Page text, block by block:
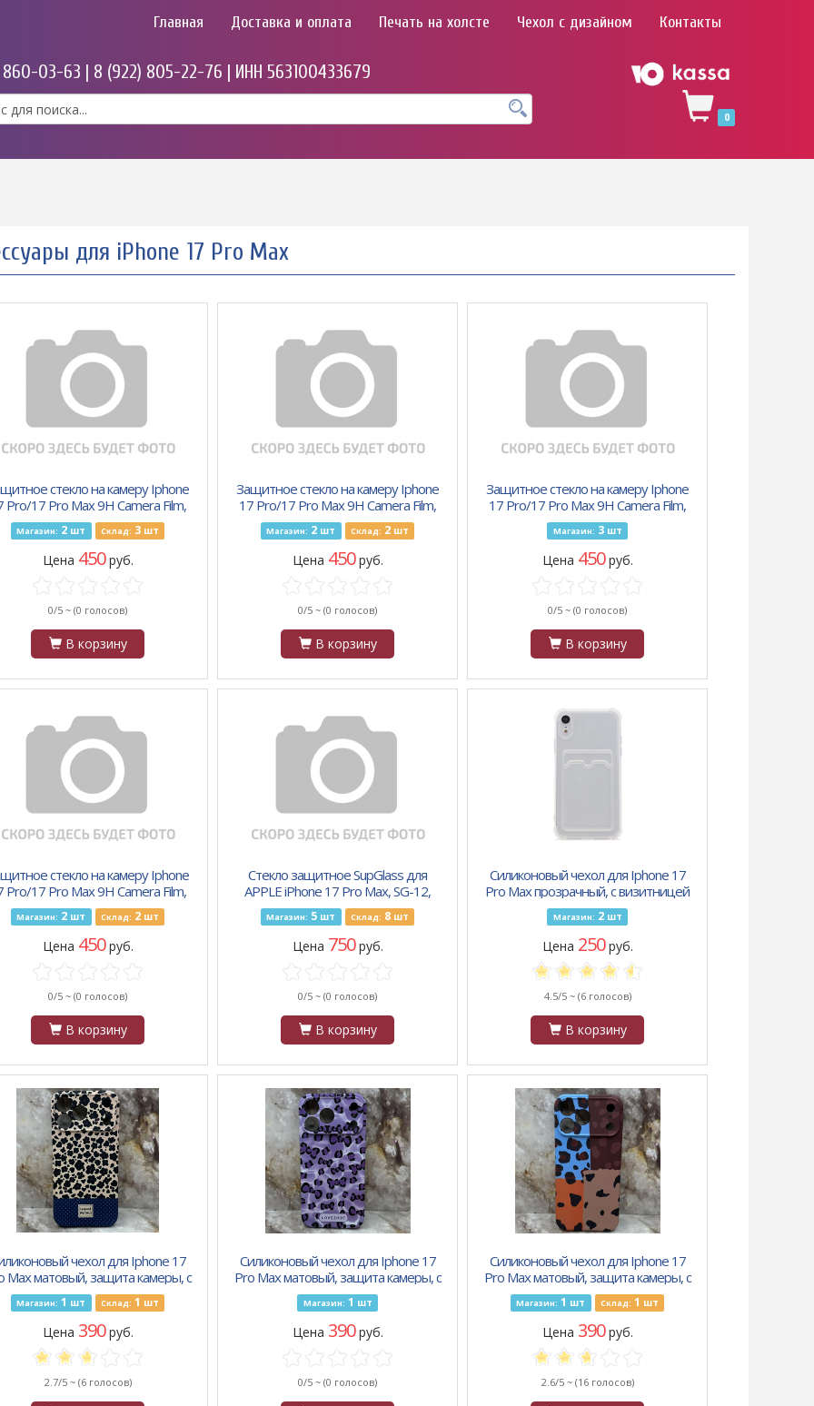
Главная Доставка и оплата Печать на холсте Чехол с дизайном Контакты
860-03-63 | 8 (922) 805-22-76 | ИНН 563100433679
0
для iPhone 17 Pro Max
стекло на камеру Iphone
Pro/17 Pro Max 9H Camera Film,
металлическое, черный
Магазин: 2 шт Склад: 3шт
Цена 450руб.
0/5 ~ (0 голосов)
В корзину
Защитное стекло на камеру Iphone
17 Pro/17 Pro Max 9H Camera Film,
металлическое, темно-синий
Магазин: 2 шт Склад: 2шт
Цена 450руб.
0/5 ~ (0 голосов)
В корзину
Защитное стекло на камеру Iphone
17 Pro/17 Pro Max 9H Camera Film,
металлическое, серебро
Магазин: 3шт
Цена 450руб.
0/5 ~ (0 голосов)
В корзину
стекло на камеру Iphone
Pro/17 Pro Max 9H Camera Film,
металлическое, оранжевый
Магазин: 2 шт Склад: 2шт
Цена 450руб.
0/5 ~ (0 голосов)
В корзину
Стекло защитное SupGlass для
APPLE iPhone 17 Pro Max, SG-12,
Privacy, цвет: прозрачный
Магазин: 5 шт Склад: 8шт
Цена 750руб.
0/5 ~ (0 голосов)
В корзину
Силиконовый чехол для Iphone 17
Pro Max прозрачный, с визитницей
и антишок углами
Магазин: 2шт
Цена 250руб.
4.5/5 ~ (6 голосов)
В корзину
чехол для Iphone 17
Max матовый, защита камеры, с
рисунком, черные цветы на
бежевом
Магазин: 1 шт Склад: 1 шт
Цена 390руб.
2.7/5 ~ (6 голосов)
Силиконовый чехол для Iphone 17
Pro Max матовый, защита камеры, с
рисунком, фиолетовые бантики
Магазин: 1 шт
Цена 390руб.
0/5 ~ (0 голосов)
Силиконовый чехол для Iphone 17
Pro Max матовый, защита камеры, с
рисунком, разноцветный леопард
Магазин: 1 шт Склад: 1 шт
Цена 390руб.
2.6/5 ~ (16 голосов)